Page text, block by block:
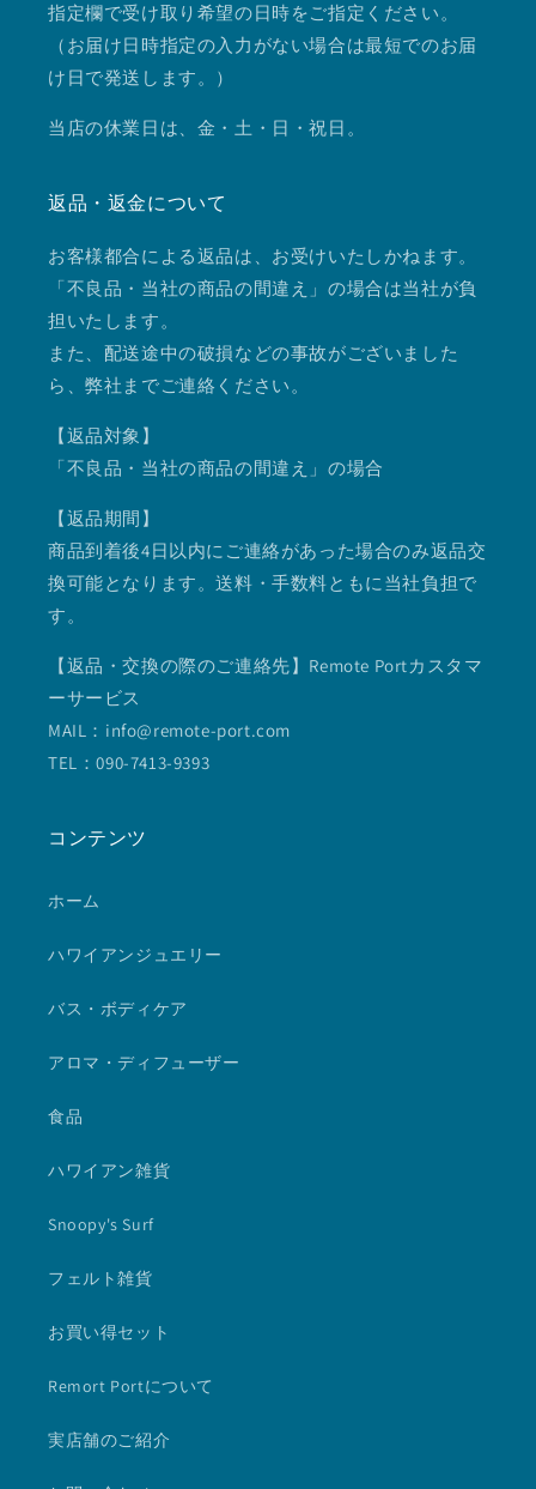
指定欄で受け取り希望の日時をご指定ください。
（お届け日時指定の入力がない場合は最短でのお届
け日で発送します。）
当店の休業日は、金・土・日・祝日。
返品・返金について
お客様都合による返品は、お受けいたしかねます。
「不良品・当社の商品の間違え」の場合は当社が負
担いたします。
また、配送途中の破損などの事故がございました
ら、弊社までご連絡ください。
【返品対象】
「不良品・当社の商品の間違え」の場合
【返品期間】
商品到着後4日以内にご連絡があった場合のみ返品交
換可能となります。送料・手数料ともに当社負担で
す。
【返品・交換の際のご連絡先】Remote Portカスタマ
ーサービス
MAIL：info@remote-port.com
TEL：090-7413-9393
コンテンツ
ホーム
ハワイアンジュエリー
バス・ボディケア
アロマ・ディフューザー
食品
ハワイアン雑貨
Snoopy's Surf
フェルト雑貨
お買い得セット
Remort Portについて
実店舗のご紹介